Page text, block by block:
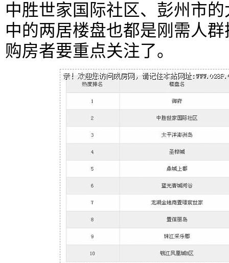
中胜世家国际社区、彭州市
中的两居楼盘也都是刚需人
购房者要重点关注了。